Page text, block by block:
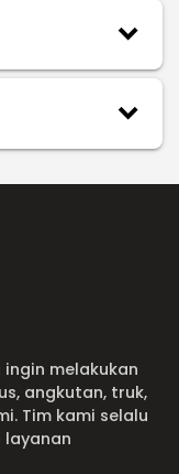
keyboard_arrow_down
keyboard_arrow_down
melakukan
angkutan, truk,
Tim kami selalu